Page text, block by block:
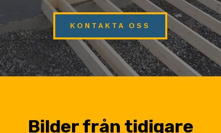
KONTAKTA OSS
Bilder från tidigare